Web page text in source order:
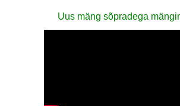
Uus mäng sõpradega